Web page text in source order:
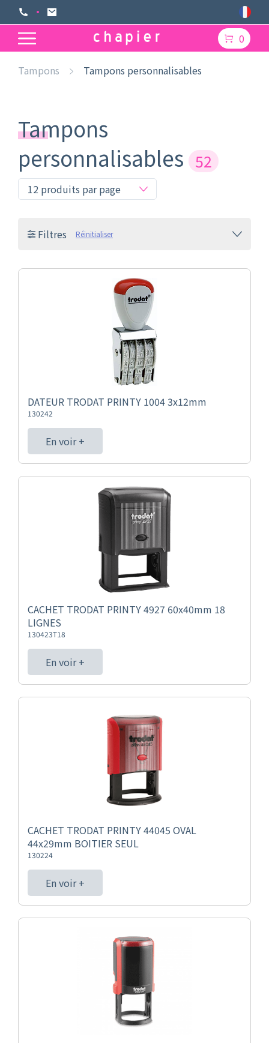
0
Tampons Tampons personnalisables
Tampons
personnalisables 52
Filtres Réinitialiser
DATEUR TRODAT PRINTY 1004 3x12mm
130242
En voir +
CACHET TRODAT PRINTY 4927 60x40mm 18
LIGNES
130423T18
En voir +
CACHET TRODAT PRINTY 44045 OVAL
44x29mm BOITIER SEUL
130224
En voir +